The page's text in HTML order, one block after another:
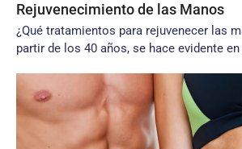
Rejuvenecimiento de las Manos
¿Qué tratamientos para rejuvenecer las
partir de los 40 años, se hace evidente